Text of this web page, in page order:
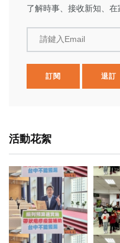
了解時事、接收新知、在
請鍵入Email
訂閱 退訂
活動花絮